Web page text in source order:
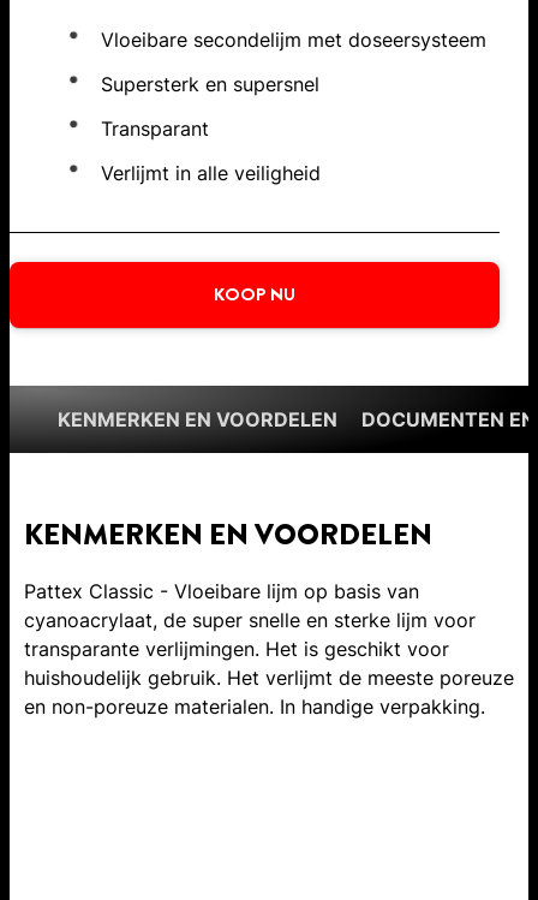
Vloeibare secondelijm met doseersysteem
Supersterk en supersnel
Transparant
Verlijmt in alle veiligheid
KOOP NU
KENMERKEN EN VOORDELEN DOCUMENTEN
KENMERKEN EN VOORDELEN
Pattex Classic - Vloeibare lijm op basis van
cyanoacrylaat, de super snelle en sterke lijm voor
transparante verlijmingen. Het is geschikt voor
huishoudelijk gebruik. Het verlijmt de meeste poreuze
en non-poreuze materialen. In handige verpakking.